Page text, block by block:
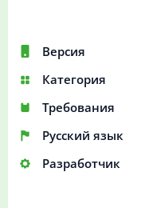
Версия
Категория
Требования
Русский язык
Разработчик